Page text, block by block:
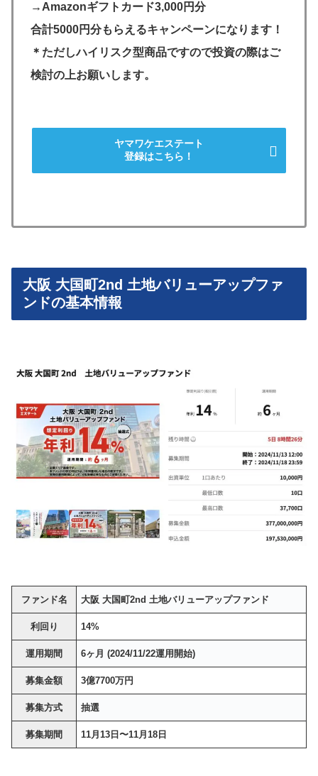
→Amazonギフトカード3,000円分
合計5000円分もらえるキャンペーンになります！
＊ただしハイリスク型商品ですので投資の際はご
検討の上お願いします。
ヤマワケエステート
登録はこちら！
大阪 大国町2nd 土地バリューアップファ
ンドの基本情報
ファンド名 大阪 大国町2nd 土地バリューアップファンド
利回り 14%
運用期間 6ヶ月 (2024/11/22運用開始)
募集金額 3億7700万円
募集方式 抽選
募集期間 11月13日〜11月18日